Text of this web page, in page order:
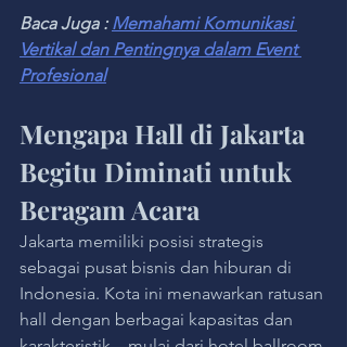
Baca Juga : Memahami Komunikasi
Vertikal dan Pentingnya dalam Event
Profesional
Mengapa Hall di Jakarta
Begitu Diminati untuk
Beragam Acara
Jakarta memiliki posisi strategis
sebagai pusat bisnis dan hiburan di
Indonesia. Kota ini menawarkan ratusan
hall dengan berbagai kapasitas dan